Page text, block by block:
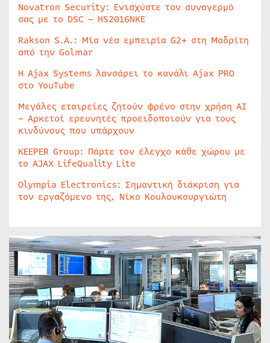
Novatron Security: Ενισχύστε τον συναγερμό
σας με το DSC – HS2016NKE
Rakson S.A.: Μία νέα εμπειρία G2+ στη Μαδρίτη
από την Golmar
Η Ajax Systems λανσάρει το κανάλι Ajax PRO
στο YouTube
Μεγάλες εταιρείες ζητούν φρένο στην χρήση AI
– Αρκετοί ερευνητές προειδοποιούν για τους
κινδύνους που υπάρχουν
KEEPER Group: Πάρτε τον έλεγχο κάθε χώρου με
το AJAX LifeQuality Lite
Olympia Electronics: Σημαντική διάκριση για
τον εργαζόμενο της, Νίκο Κουλουκουργιώτη